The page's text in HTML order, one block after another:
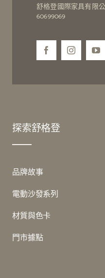
舒格登國際家具有限
60699069
探索舒格登
品牌故事
電動沙發系列
材質與色卡
門市據點